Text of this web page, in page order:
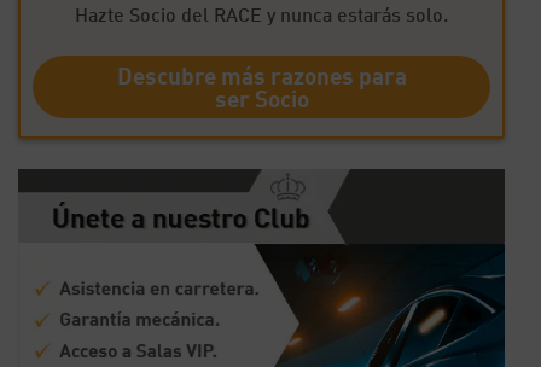
Hazte Socio del RACE y nunca estarás solo.
Descubre más razones para
ser Socio